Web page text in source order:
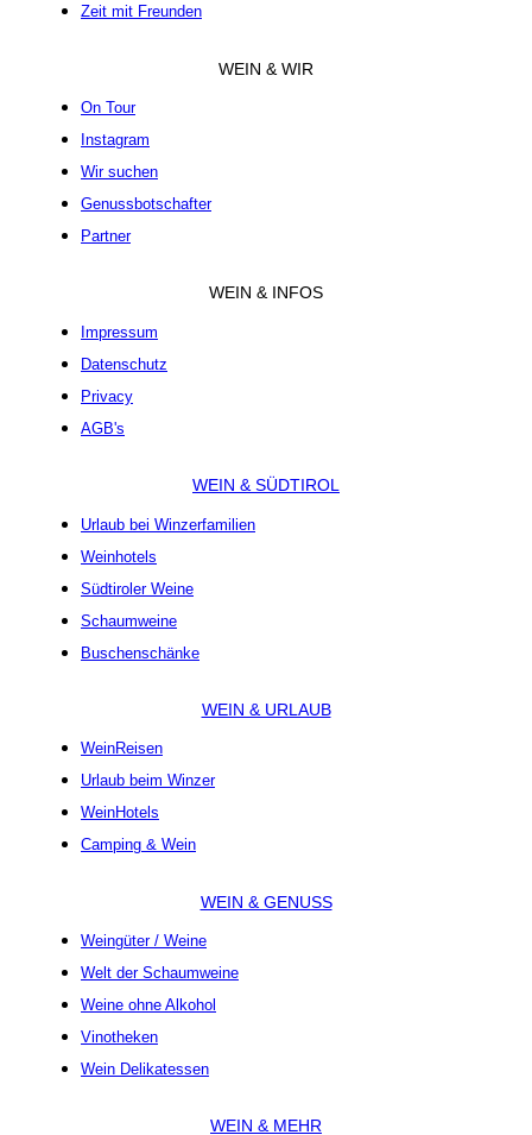
Zeit mit Freunden
WEIN & WIR
On Tour
Instagram
Wir suchen
Genussbotschafter
Partner
WEIN & INFOS
Impressum
Datenschutz
Privacy
AGB's
WEIN & SÜDTIROL
Urlaub bei Winzerfamilien
Weinhotels
Südtiroler Weine
Schaumweine
Buschenschänke
WEIN & URLAUB
WeinReisen
Urlaub beim Winzer
WeinHotels
Camping & Wein
WEIN & GENUSS
Weingüter / Weine
Welt der Schaumweine
Weine ohne Alkohol
Vinotheken
Wein Delikatessen
WEIN & MEHR